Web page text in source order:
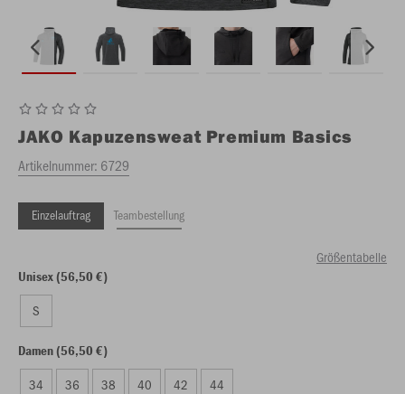
JAKO Kapuzensweat Premium Basics
Artikelnummer: 6729
Einzelauftrag Teambestellung
Größentabelle
Unisex (56,50 €)
S
Damen (56,50 €)
34 36 38 40 42 44